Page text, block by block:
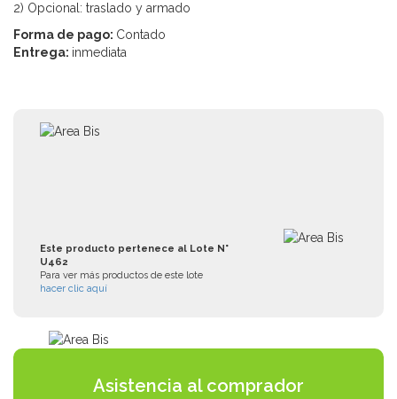
2) Opcional: traslado y armado
Forma de pago: Contado
Entrega: inmediata
Este producto pertenece al Lote N°
U462
Para ver más productos de este lote
hacer clic aquí
Asistencia al comprador